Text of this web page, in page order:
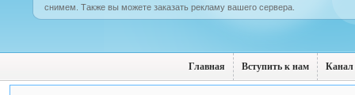
снимем. Также вы можете заказать рекламу вашего сервера.
Главная Вступить к нам Канал